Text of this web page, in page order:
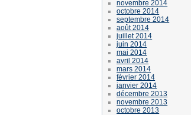
novembre 2014
octobre 2014
septembre 2014
août 2014
juillet 2014
juin 2014
mai 2014
avril 2014
mars 2014
février 2014
janvier 2014
décembre 2013
novembre 2013
octobre 2013